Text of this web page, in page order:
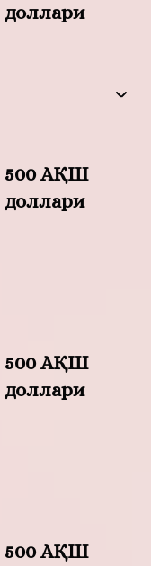
доллари
500 АҚШ
доллари
500 АҚШ
доллари
500 АҚШ